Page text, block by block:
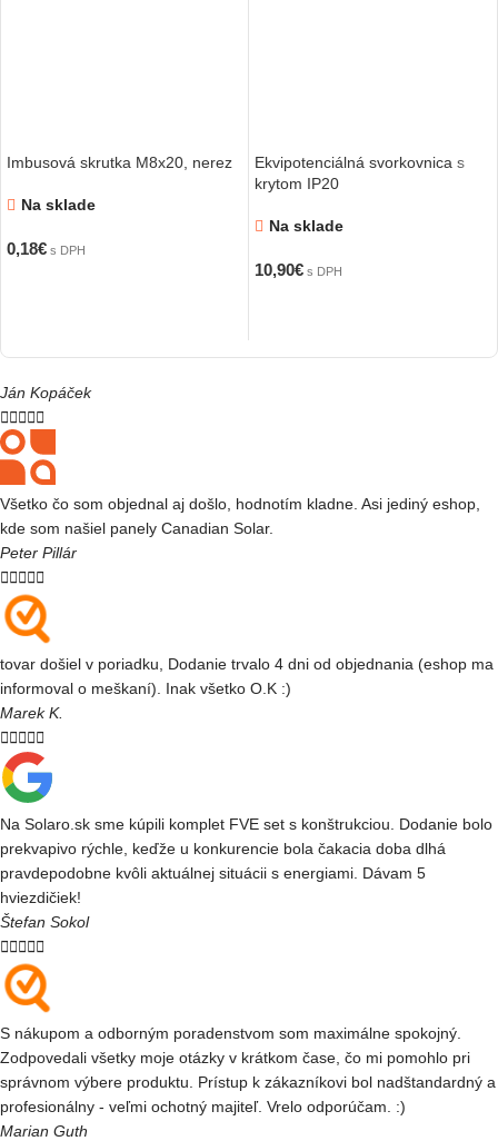
Imbusová skrutka M8x20, nerez
Na sklade
0,18€ s DPH
Ekvipotenciálná svorkovnica s
krytom IP20
Na sklade
10,90€ s DPH
Ján Kopáček

Všetko čo som objednal aj došlo, hodnotím kladne. Asi jediný eshop,
kde som našiel panely Canadian Solar.
Peter Pillár

tovar došiel v poriadku, Dodanie trvalo 4 dni od objednania (eshop ma
informoval o meškaní). Inak všetko O.K :)
Marek K.

Na Solaro.sk sme kúpili komplet FVE set s konštrukciou. Dodanie bolo
prekvapivo rýchle, keďže u konkurencie bola čakacia doba dlhá
pravdepodobne kvôli aktuálnej situácii s energiami. Dávam 5
hviezdičiek!
Štefan Sokol

S nákupom a odborným poradenstvom som maximálne spokojný.
Zodpovedali všetky moje otázky v krátkom čase, čo mi pomohlo pri
správnom výbere produktu. Prístup k zákazníkovi bol nadštandardný a
profesionálny - veľmi ochotný majiteľ. Vrelo odporúčam. :)
Marian Guth